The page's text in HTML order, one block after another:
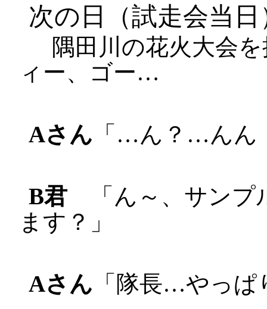
次の日（試走会当日
隅田川の花火大会を
ィー、ゴー…
Aさん 「…ん？…んん
B君「ん～、サンプ
ます？」
Aさん 「隊長…やっ